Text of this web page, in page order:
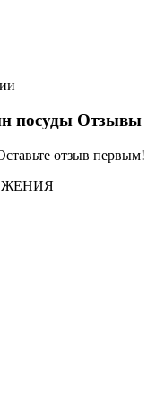
посуды Отзывы
отзыв первым!